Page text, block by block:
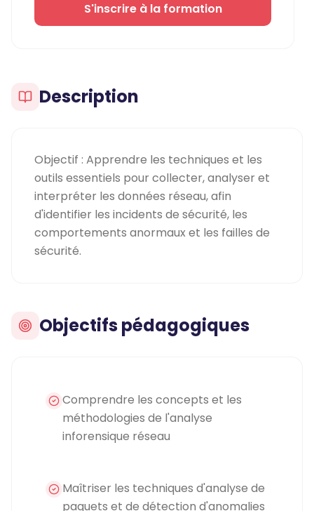
Description
Objectif : Apprendre les techniques et les
outils essentiels pour collecter, analyser et
interpréter les données réseau, afin
d'identifier les incidents de sécurité, les
comportements anormaux et les failles de
sécurité.
Objectifs pédagogiques
Comprendre les concepts et les
méthodologies de l'analyse
inforensique réseau
Maîtriser les techniques d'analyse de
paquets et de détection d'anomalies
S'inscrire à la formation